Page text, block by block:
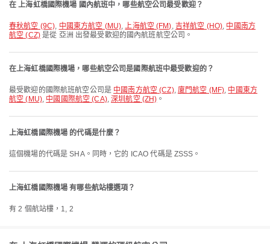
在 上海虹橋國際機場 國內航班中，哪些航空公司最受歡迎？
春秋航空 (9C), 中國東方航空 (MU),上海航空 (FM), 吉祥航空 (HO), 中國南方
航空 (CZ)是從 亞洲 出發最受歡迎的國內航班航空公司。
在上海虹橋國際機場，哪些航空公司是國際航班中最受歡迎的？
最受歡迎的國際航班航空公司是 中國南方航空 (CZ), 廈門航空 (MF), 中國東方
航空 (MU), 中國國際航空 (CA),深圳航空 (ZH) 。
上海虹橋國際機場 的代碼是什麼？
這個機場的代碼是 SHA。同時，它的 ICAO 代碼是 ZSSS。
上海虹橋國際機場 有哪些航站樓選項？
有 2 個航站樓，1, 2